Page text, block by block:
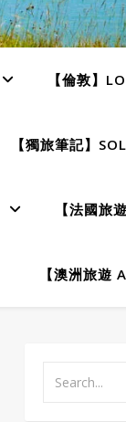
【倫敦】
【獨旅筆記】
【法國旅
【澳洲旅遊